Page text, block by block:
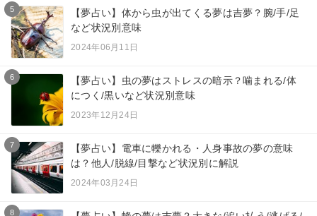
5
【夢占い】体から虫が出てくる夢は吉夢？腕/手/足
など状況別意味
2024年06月11日
6
【夢占い】虫の夢はストレスの暗示？噛まれる/体
につく/黒いなど状況別意味
2023年12月24日
7
【夢占い】電車に轢かれる・人身事故の夢の意味
は？他人/脱線/目撃など状況別に解説
2024年03月24日
8